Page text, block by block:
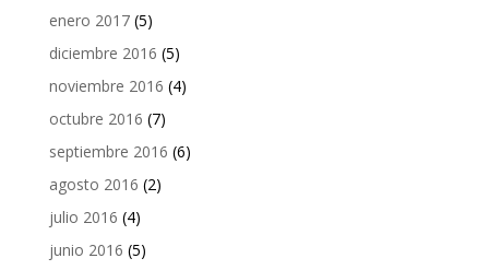
enero 2017(5)
diciembre 2016 (5)
noviembre 2016 (4)
octubre 2016 (7)
septiembre 2016 (6)
agosto 2016 (2)
julio 2016 (4)
junio 2016 (5)